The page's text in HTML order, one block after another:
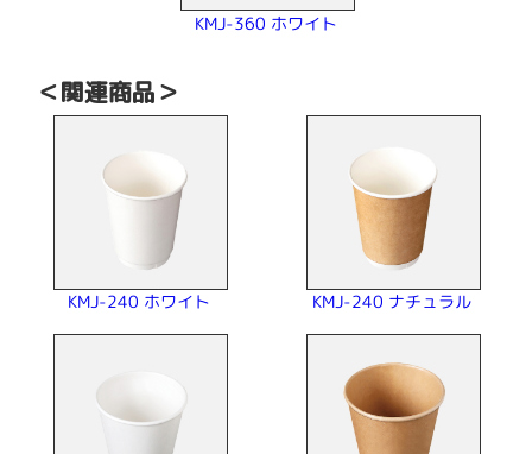
KMJ-360 ホワイト
＜関連商品＞
KMJ-240 ホワイト KMJ-240 ナチュラル